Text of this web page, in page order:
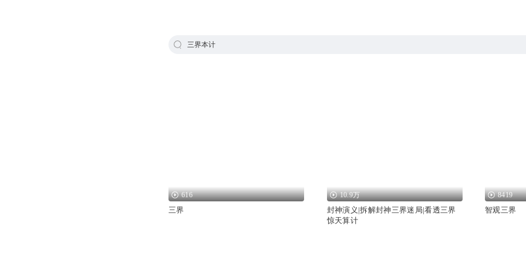
三界本计
616
三界
10.9万
封神演义|拆解封神三界迷局|看透三界
惊天算计
8419
智观三界